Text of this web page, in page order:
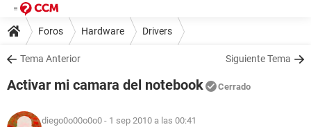
Foros Hardware Drivers
Tema Anterior Siguiente Tema
Activar mi camara del notebook Cerrado
diego0o00o0o0 - 1 sep 2010 a las 00:41